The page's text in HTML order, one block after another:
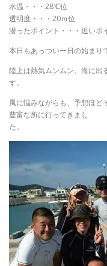
水温・・・28℃位
透明度・・・20ｍ位
潜ったポイント・・・近いポ
本日もあっつい一日の始まり
陸上は熱気ムンムン、海に出
す。
風に悩みながらも、予想ほど
豊富な所に行ってきまし
た。